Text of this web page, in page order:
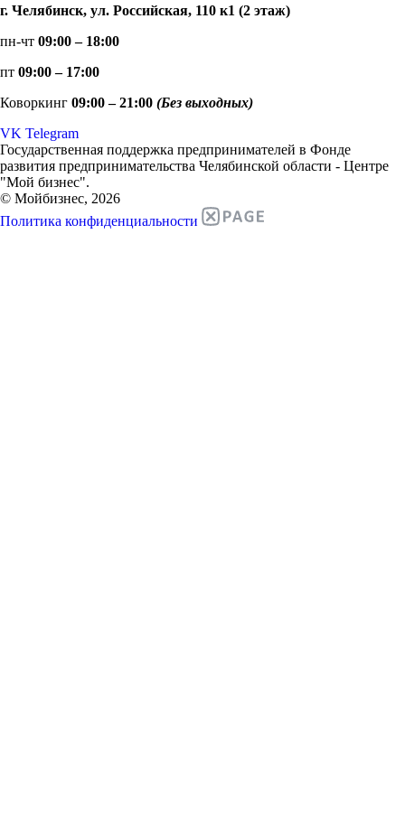
г. Челябинск, ул. Российская, 110 к1 (2 этаж)
пн-чт 09:00 – 18:00
пт 09:00 – 17:00
Коворкинг 09:00 – 21:00 (Без выходных)
VK Telegram
Государственная поддержка предпринимателей в Фонде
развития предпринимательства Челябинской области - Центре
"Мой бизнес".
© Мойбизнес, 2026
Политика конфиденциальности